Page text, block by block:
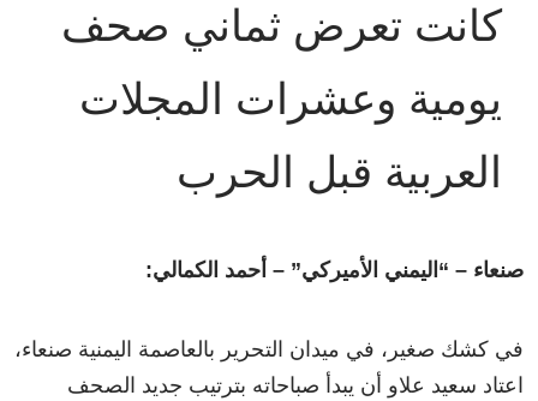
كانت تعرض ثماني صحف
يومية وعشرات المجلات
العربية قبل الحرب
صنعاء – “اليمني الأميركي” – أحمد الكمالي:
في كشك صغير، في ميدان التحرير بالعاصمة اليمنية صنعاء،
اعتاد سعيد علاو أن يبدأ صباحاته بترتيب جديد الصحف